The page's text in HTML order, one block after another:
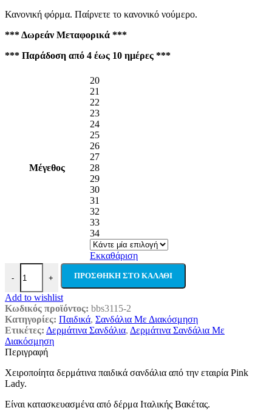
Κανονική φόρμα. Παίρνετε το κανονικό νούμερο.
*** Δωρεάν Μεταφορικά ***
*** Παράδοση από 4 έως 10 ημέρες ***
Μέγεθος
20
21
22
23
24
25
26
27
28
29
30
31
32
33
34
Εκκαθάριση
-
Pink Lady Χειροποίητα Παιδικά Σανδάλια Ταμπά Από Δέρμα
+ ΠΡΟΣΘΉΚΗ ΣΤΟ ΚΑΛΆΘΙ
Add to wishlist
Κωδικός προϊόντος: bbs3115-2
Κατηγορίες: Παιδικά, Σανδάλια Με Διακόσμηση
Ετικέτες: Δερμάτινα Σανδάλια, Δερμάτινα Σανδάλια Με
Διακόσμηση
Περιγραφή
Χειροποίητα δερμάτινα παιδικά σανδάλια από την εταιρία Pink
Lady.
Είναι κατασκευασμένα από δέρμα Ιταλικής Βακέτας.